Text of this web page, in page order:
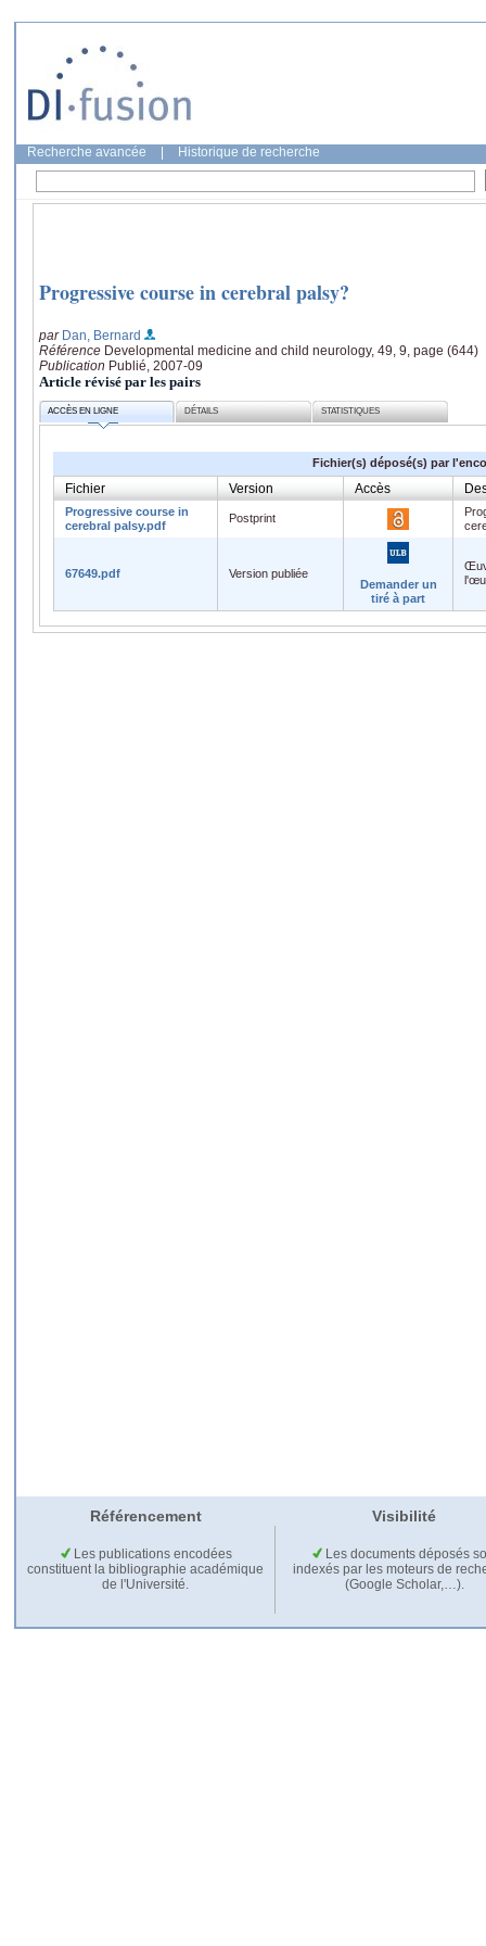
Recherche avancée Historique de recherche
Progressive course in cerebral palsy?
par Dan, Bernard
Référence Developmental medicine and child neurology, 49, 9, page (644)
Publication Publié, 2007-09
Article révisé par les pairs
ACCÈS EN LIGNE DÉTAILS STATISTIQUES
Fichier(s) déposé(s) par
Fichier Version Accès
Progressive course in
cerebral palsy.pdf
Postprint
67649.pdf
Version publiée
Demander un
tiré à part
Référencement Visibilité
Les publications encodées
constituent la bibliographie académique
de l'Université.
Les documents déposés
indexés par les moteurs de
(Google Scholar,…).